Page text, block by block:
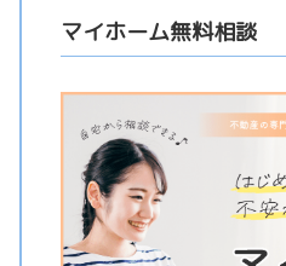
マイホーム無料相談